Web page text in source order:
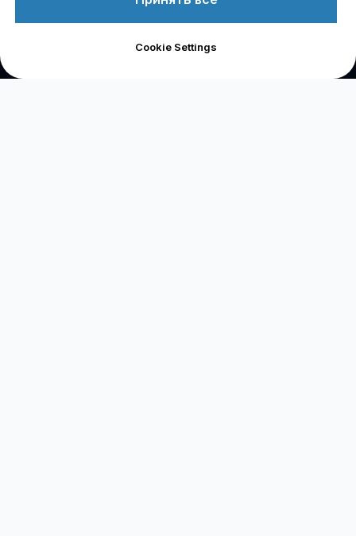
Связь с нами
Cookie Settings